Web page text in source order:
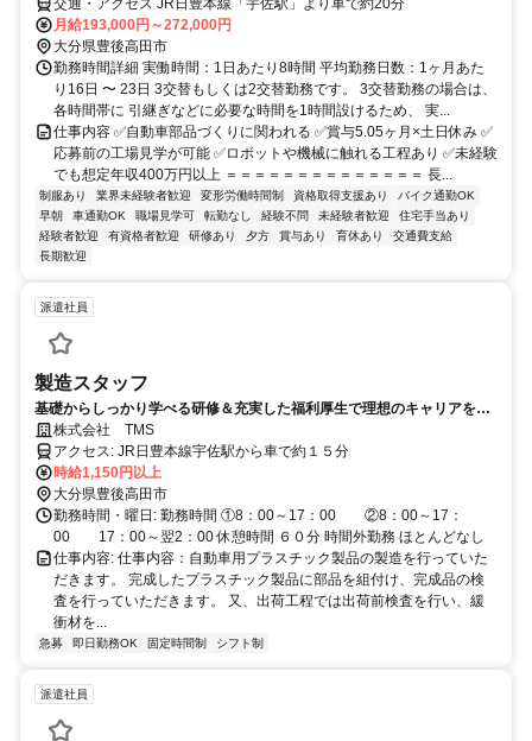
交通・アクセス JR日豊本線「宇佐駅」より車で約20分
月給193,000円～272,000円
大分県豊後高田市
勤務時間詳細 実働時間：1日あたり8時間 平均勤務日数：1ヶ月あた
り16日 〜 23日 3交替もしくは2交替勤務です。 3交替勤務の場合は、
各時間帯に 引継ぎなどに必要な時間を1時間設けるため、 実...
仕事内容 ✅自動車部品づくりに関われる ✅賞与5.05ヶ月×土日休み ✅
応募前の工場見学が可能 ✅ロボットや機械に触れる工程あり ✅未経験
でも想定年収400万円以上 ＝＝＝＝＝＝＝＝＝＝＝＝＝＝ 長...
制服あり 業界未経験者歓迎 変形労働時間制 資格取得支援あり
バイク通勤OK
早朝
車通勤OK 職場見学可 転勤なし 経験不問 未経験者歓迎
住宅手当あり
経験者歓迎
有資格者歓迎 研修あり 夕方 賞与あり 育休あり
交通費支給
長期歓迎
派遣社員
製造スタッフ
基礎からしっかり学べる研修＆充実した福利厚生で理想のキャリアを創
造 株式会社 TMS
アクセス: JR日豊本線宇佐駅から車で約１５分
時給1,150円以上
大分県豊後高田市
勤務時間・曜日: 勤務時間 ①8：00～17：00 ②8：00～17：
00 17：00～翌2：00 休憩時間 ６０分 時間外勤務 ほとんどなし
仕事内容: 仕事内容：自動車用プラスチック製品の製造を行っていた
だきます。 完成したプラスチック製品に部品を組付け、完成品の検
査を行っていただきます。 又、出荷工程では出荷前検査を行い、緩
衝材を...
急募 即日勤務OK 固定時間制 シフト制
派遣社員